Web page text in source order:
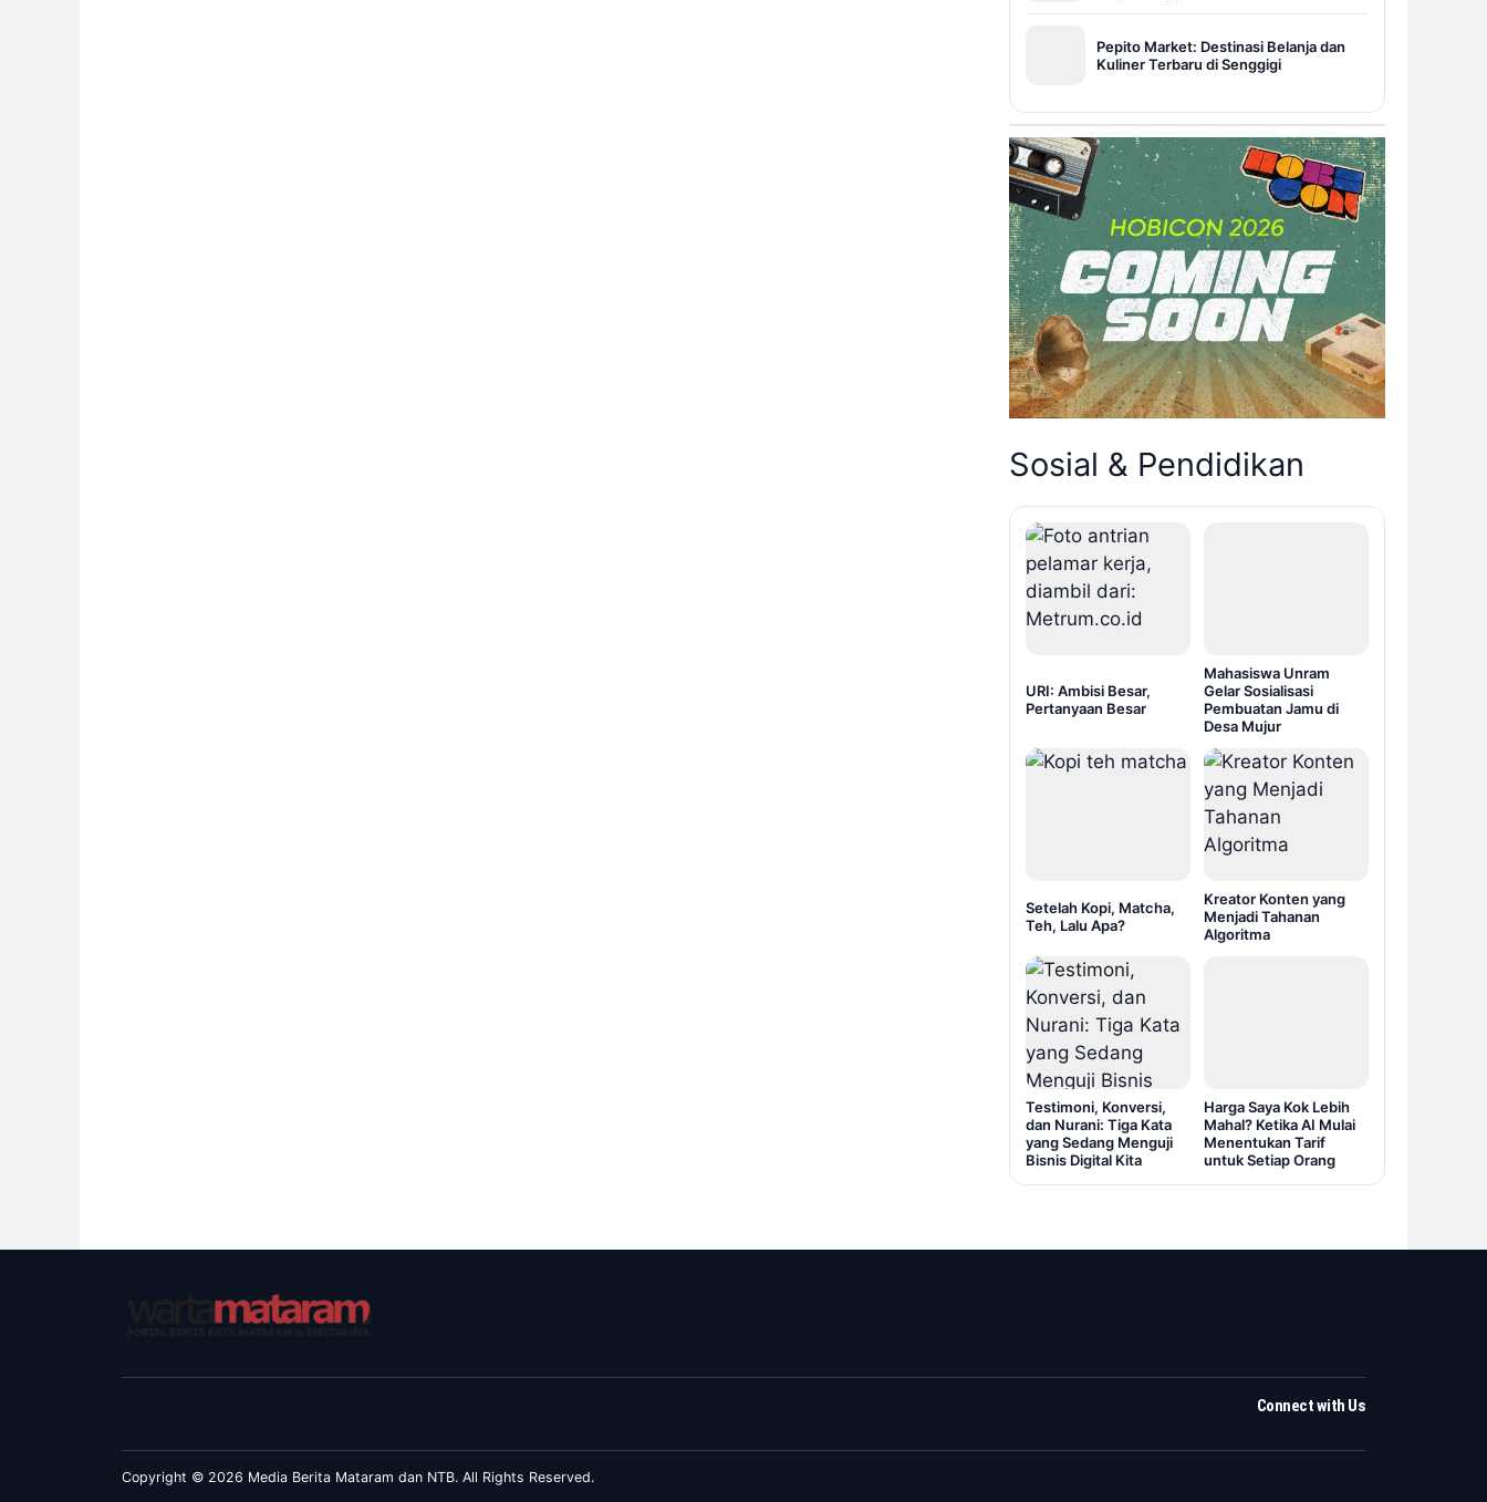
Pepito Market: Destinasi Belanja dan
Kuliner Terbaru di Senggigi
Sosial & Pendidikan
URI: Ambisi Besar,
Pertanyaan Besar
Mahasiswa Unram
Gelar Sosialisasi
Pembuatan Jamu di
Desa Mujur
Setelah Kopi, Matcha,
Teh, Lalu Apa?
Kreator Konten yang
Menjadi Tahanan
Algoritma
Testimoni, Konversi,
dan Nurani: Tiga Kata
yang Sedang Menguji
Bisnis Digital Kita
Harga Saya Kok Lebih
Mahal? Ketika AI Mulai
Menentukan Tarif
untuk Setiap Orang
Connect with Us
Copyright © 2026 Media Berita Mataram dan NTB. All Rights Reserved.